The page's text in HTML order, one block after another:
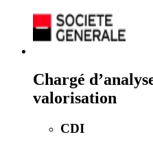
Chargé
valorisation
CDI